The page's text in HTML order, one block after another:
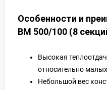
Особенности и
BM 500/100 (8
Высокая
относительно
Небольшой вес